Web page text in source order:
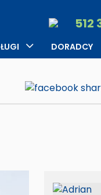
DORADCY
512
Szukasz
usługi